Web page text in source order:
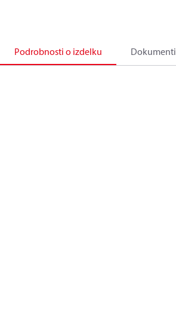
Podrobnosti o izdelku Dokumenti